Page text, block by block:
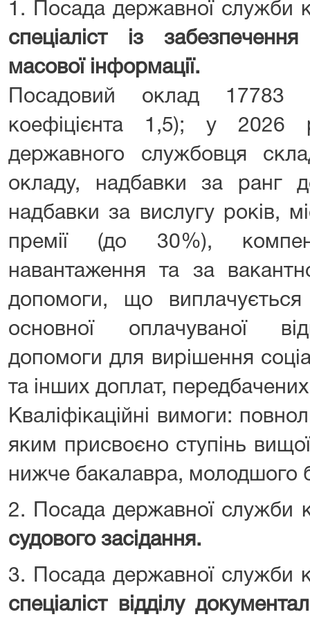
1. Посада державної служби
спеціаліст із
масової інформації.
Посадовий оклад 17783
коефіцієнта 1,5); у 2026
державного службовця
окладу, надбавки за ранг
надбавки за вислугу років,
премії (до 30%),
навантаження та за
допомоги, що
основної оплачуваної
допомоги для вирішення
та інших доплат,
Кваліфікаційні вимоги:
яким присвоєно ступінь
нижче бакалавра, молодшого
2. Посада державної служби
судового засідання.
3. Посада державної служби
спеціаліст відділу